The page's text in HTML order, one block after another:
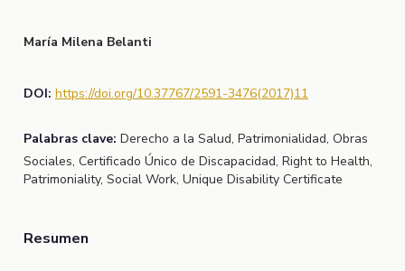
María Milena Belanti
DOI: https://doi.org/10.37767/2591-3476(2017)11
Palabras clave: Derecho a la Salud, Patrimonialidad, Obras
Sociales, Certificado Único de Discapacidad, Right to Health,
Patrimoniality, Social Work, Unique Disability Certificate
Resumen